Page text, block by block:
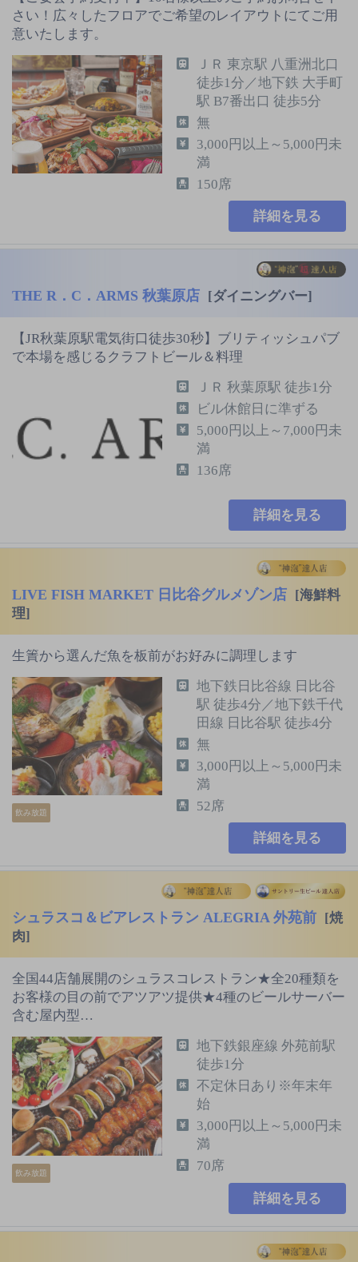
さい！広々したフロアでご希望のレイアウトにてご用
意いたします。
ＪＲ 東京駅 八重洲北口
徒歩1分／地下鉄 大手町
駅 B7番出口 徒歩5分
無
3,000円以上～5,000円未
満
150席
詳細を見る
THE R．C．ARMS 秋葉原店 [ダイニングバー]
【JR秋葉原駅電気街口徒歩30秒】ブリティッシュパブ
で本場を感じるクラフトビール＆料理
ＪＲ 秋葉原駅 徒歩1分
ビル休館日に準ずる
5,000円以上～7,000円未
満
136席
詳細を見る
LIVE FISH MARKET 日比谷グルメゾン店 [海鮮料
理]
生簀から選んだ魚を板前がお好みに調理します
飲み放題
地下鉄日比谷線 日比谷
駅 徒歩4分／地下鉄千代
田線 日比谷駅 徒歩4分
無
3,000円以上～5,000円未
満
52席
詳細を見る
シュラスコ＆ビアレストラン ALEGRIA 外苑前
[焼
肉]
全国44店舗展開のシュラスコレストラン★全20種類を
お客様の目の前でアツアツ提供★4種のビールサーバー
含む屋内型…
飲み放題
地下鉄銀座線 外苑前駅
徒歩1分
不定休日あり※年末年
始
3,000円以上～5,000円未
満
70席
詳細を見る